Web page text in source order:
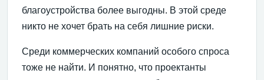
благоустройства более выгодны. В этой среде
никто не хочет брать на себя лишние риски.
Среди коммерческих компаний особого спроса
тоже не найти. И понятно, что проектанты